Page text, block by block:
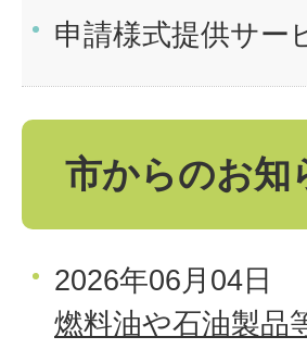
申請様式提供サー
市からのお知
2026年06月04日
燃料油や石油製品